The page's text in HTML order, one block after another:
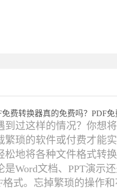
免费转换器真的免费吗？PDF
到过这样的情况？你想
繁琐的软件或付费才能
松地将各种文件格式转
是Word文档、PPT演示
格式。忘掉繁琐的操作